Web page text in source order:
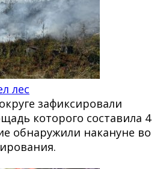
лес
зафиксировали
которого составила 4
обнаружили накануне во